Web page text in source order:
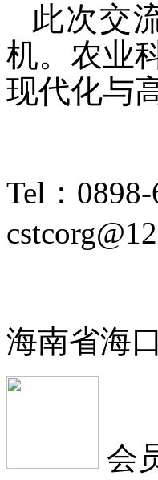
此次交
机。农业
现代化与
Tel：
海南省海
会